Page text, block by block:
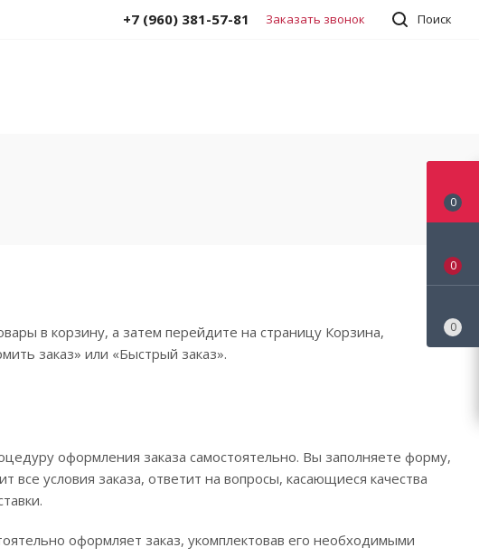
Поиск
+7 (960) 381-57-81 Заказать звонок
в корзину, а затем перейдите на страницу Корзина,
заказ» или «Быстрый заказ».
оформления заказа самостоятельно. Вы заполняете форму,
условия заказа, ответит на вопросы, касающиеся качества
оформляет заказ, укомплектовав его необходимыми
0
0
0